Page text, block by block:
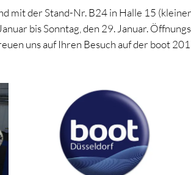
mit der Stand-Nr. B24 in Halle 15
bis Sonntag, den 29. Januar.
uns auf Ihren Besuch auf der boot